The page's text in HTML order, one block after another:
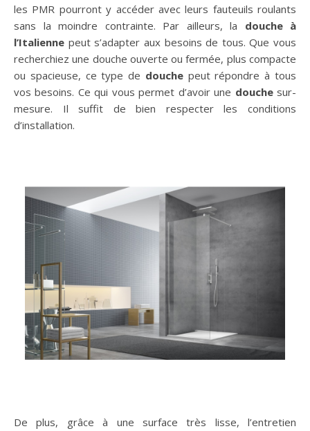
les PMR pourront y accéder avec leurs fauteuils roulants
sans la moindre contrainte. Par ailleurs, la douche à
l’Italienne peut s’adapter aux besoins de tous. Que vous
recherchiez une douche ouverte ou fermée, plus compacte
ou spacieuse, ce type de douchepeut répondre à tous
vos besoins. Ce qui vous permet d’avoir une douchesur-
mesure. Il suffit de bien respecter les conditions
d’installation.
De plus, grâce à une surface très lisse, l’entretien